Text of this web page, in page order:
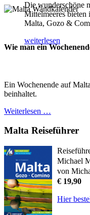
Die wunderschöne
Mittelmeeres bieten
Malta, Gozo &
weiterlesen
Wie man ein
Ein Wochenende auf
beinhaltet.
Weiterlesen …
Malta Reiseführer
Michael
von
€ 19,90
Hier